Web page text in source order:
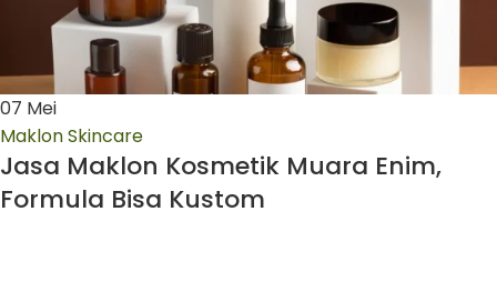
07 Mei
Maklon Skincare
Jasa Maklon Kosmetik Muara Enim,
Formula Bisa Kustom